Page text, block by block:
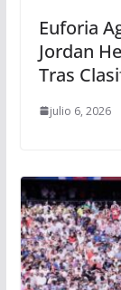
Euforia
Jordan
Tras
julio 6, 2026